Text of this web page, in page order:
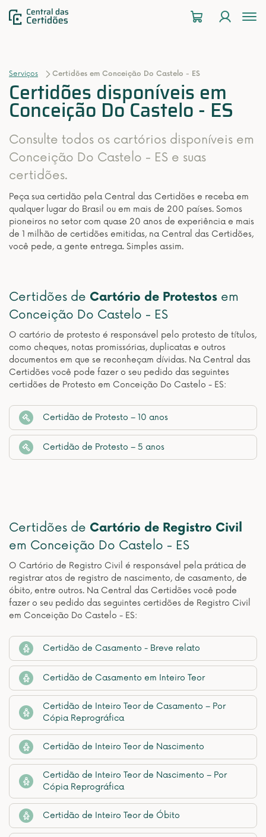
Serviços Certidões em Conceição Do Castelo - ES
Certidões disponíveis em
Conceição Do Castelo - ES
Consulte todos os cartórios disponíveis em
Conceição Do Castelo - ES e suas
certidões.
Peça sua certidão pela Central das Certidões e receba em
qualquer lugar do Brasil ou em mais de 200 países. Somos
pioneiros no setor com quase 20 anos de experiência e mais
de 1 milhão de certidões emitidas, na Central das Certidões,
você pede, a gente entrega. Simples assim.
Certidões de Cartório de Protestos em
Conceição Do Castelo - ES
O cartório de protesto é responsável pelo protesto de títulos,
como cheques, notas promissórias, duplicatas e outros
documentos em que se reconheçam dívidas. Na Central das
Certidões você pode fazer o seu pedido das seguintes
certidões de Protesto em Conceição Do Castelo - ES:
Certidão de Protesto – 10 anos
Certidão de Protesto – 5 anos
Certidões de Cartório de Registro Civil
em Conceição Do Castelo - ES
O Cartório de Registro Civil é responsável pela prática de
registrar atos de registro de nascimento, de casamento, de
óbito, entre outros. Na Central das Certidões você pode
fazer o seu pedido das seguintes certidões de Registro Civil
em Conceição Do Castelo - ES:
Certidão de Casamento - Breve relato
Certidão de Casamento em Inteiro Teor
Certidão de Inteiro Teor de Casamento – Por
Cópia Reprográfica
Certidão de Inteiro Teor de Nascimento
Certidão de Inteiro Teor de Nascimento – Por
Cópia Reprográfica
Certidão de Inteiro Teor de Óbito